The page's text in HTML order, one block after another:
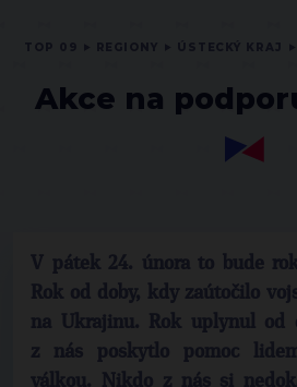
Akce na
V pátek 24. února to bude
Rok od doby, kdy zaútočilo
na Ukrajinu. Rok uplynul od
z nás poskytlo pomoc
válkou. Nikdo z nás si